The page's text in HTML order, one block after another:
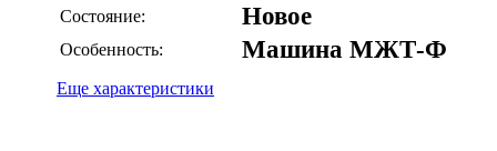
Состояние: Новое
Особенность: Машина МЖТ-Ф
Еще характеристики